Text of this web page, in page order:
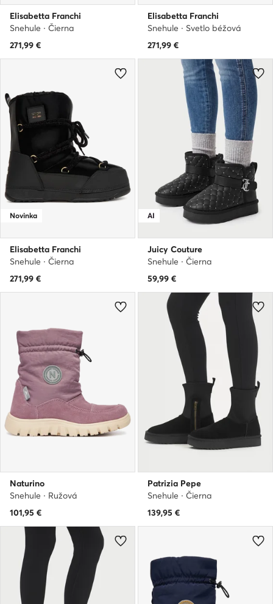
Elisabetta Franchi
Snehule · Čierna
271,99 €
Elisabetta Franchi
Snehule · Svetlo béžová
271,99 €
Novinka
Elisabetta Franchi
Snehule · Čierna
271,99 €
AI
Juicy Couture
Snehule · Čierna
59,99 €
Naturino
Snehule · Ružová
101,95 €
Patrizia Pepe
Snehule · Čierna
139,95 €